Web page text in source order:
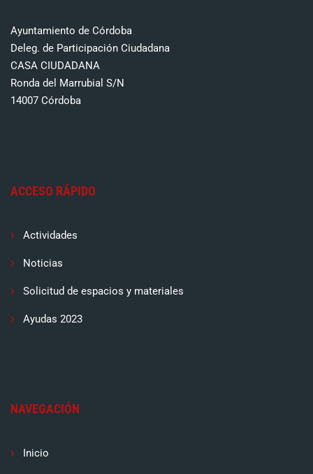
Ayuntamiento de Córdoba
Deleg. de Participación Ciudadana
CASA CIUDADANA
Ronda del Marrubial S/N
14007 Córdoba
ACCESO RÁPIDO
Actividades
Noticias
Solicitud de espacios y materiales
Ayudas 2023
NAVEGACIÓN
Inicio